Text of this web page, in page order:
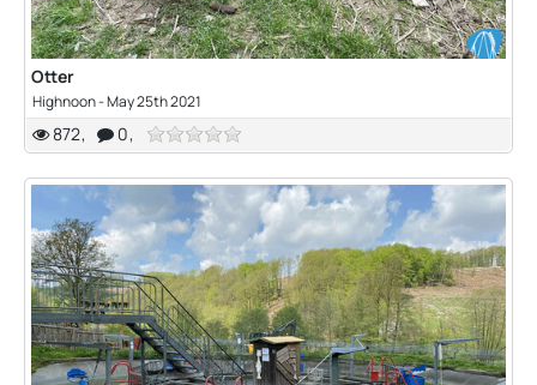
Otter
Highnoon-May 25th 2021
872 0